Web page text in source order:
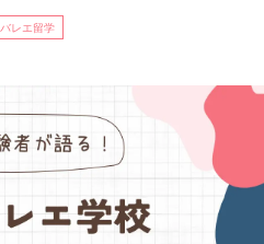
バレエ留学